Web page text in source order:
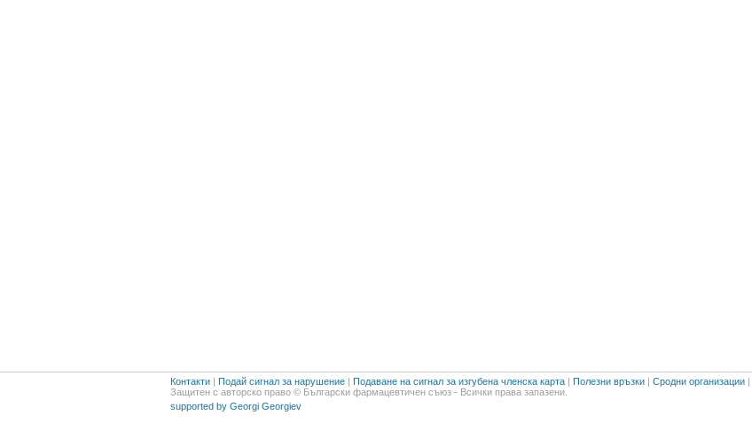
Контакти | Подай сигнал за нарушение | Подаване на сигнал за изгубена членска карта | Полезни връзки | Сродни организации |
Защитен с авторско право © Български фармацевтичен съюз - Всички права запазени.
supported by Georgi Georgiev